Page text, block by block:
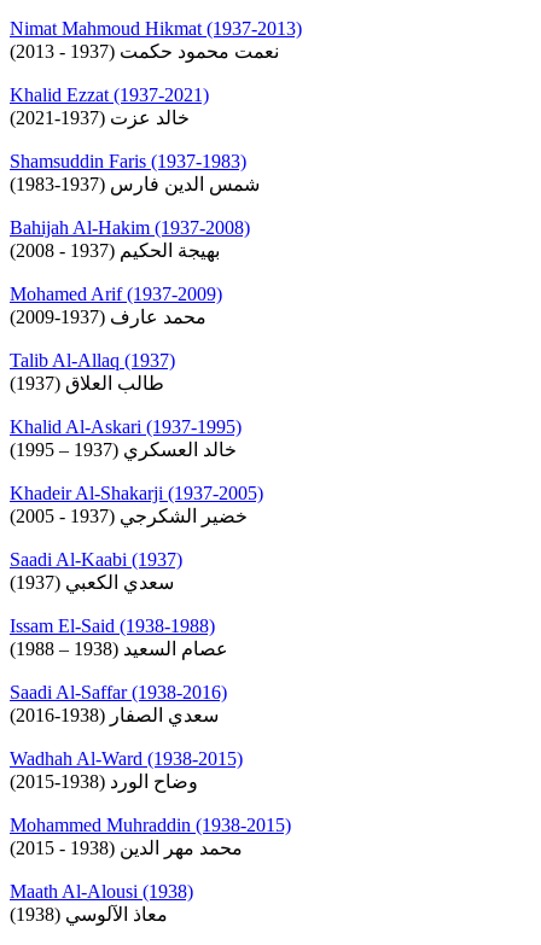
Nimat Mahmoud Hikmat (1937-2013)
نعمت محمود حكمت (1937 - 2013)
Khalid Ezzat (1937-2021)
خالد عزت (1937-2021)
Shamsuddin Faris (1937-1983)
شمس الدين فارس (1937-1983)
Bahijah Al-Hakim (1937-2008)
بهيجة الحكيم (1937 - 2008)
Mohamed Arif (1937-2009)
محمد عارف (1937-2009)
Talib Al-Allaq (1937)
طالب العلاق (1937)
Khalid Al-Askari (1937-1995)
خالد العسكري (1937 – 1995)
Khadeir Al-Shakarji (1937-2005)
خضير الشكرجي (1937 - 2005)
Saadi Al-Kaabi (1937)
سعدي الكعبي (1937)
Issam El-Said (1938-1988)
عصام السعيد (1938 – 1988)
Saadi Al-Saffar (1938-2016)
سعدي الصفار (1938-2016)
Wadhah Al-Ward (1938-2015)
وضاح الورد (1938-2015)
Mohammed Muhraddin (1938-2015)
محمد مهر الدين (1938 - 2015)
Maath Al-Alousi (1938)
معاذ الآلوسي (1938)